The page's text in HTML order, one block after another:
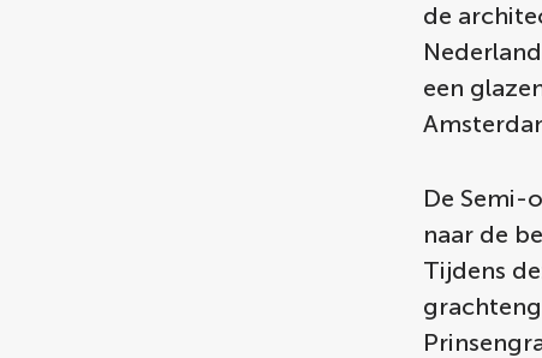
de
een
De Semi-
naar de
Tijdens